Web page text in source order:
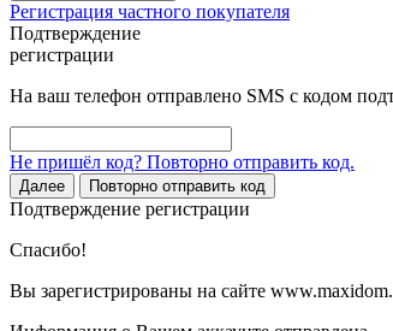
Регистрация частного покупателя
Подтверждение
регистрации
На ваш телефон отправлено SMS с кодом
Не пришёл код? Повторно отправить код.
Далее Повторно отправить код
Подтверждение регистрации
Спасибо!
Вы зарегистрированы на сайте